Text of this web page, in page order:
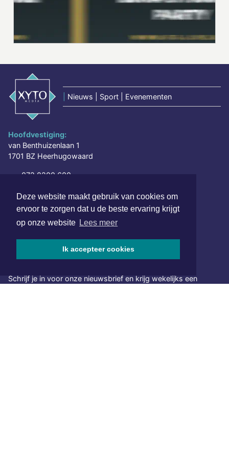
Deze website maakt gebruik van cookies om
ervoor te zorgen dat u de beste ervaring krijgt
op onze website Lees meer
Ik accepteer cookies
Nieuws | Sport | Evenementen
Hoofdvestiging:
van Benthuizenlaan 1
1701 BZ Heerhugowaard
072 8200 600
www.xyto.nl
SOCIAL MEDIA
NIEUWSBRIEF AANMELDEN
Schrijf je in voor onze nieuwsbrief en krijg wekelijks een